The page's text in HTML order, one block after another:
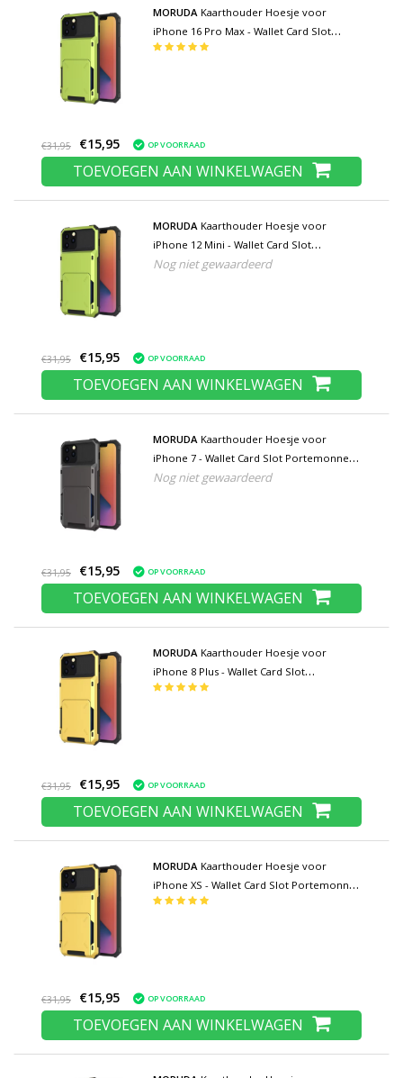
MORUDA Kaarthouder Hoesje voor
iPhone 16 Pro Max - Wallet Card Slot
Portemonnee Flip Cover Case - Groen
€31,95 €15,95 OP VOORRAAD
TOEVOEGEN AAN WINKELWAGEN
MORUDA Kaarthouder Hoesje voor
iPhone 12 Mini - Wallet Card Slot
Portemonnee Flip Cover Case - Groen
Nog niet gewaardeerd
€31,95 €15,95 OP VOORRAAD
TOEVOEGEN AAN WINKELWAGEN
MORUDA Kaarthouder Hoesje voor
iPhone 7 - Wallet Card Slot Portemonnee
Flip Cover Case - Grijs
Nog niet gewaardeerd
€31,95 €15,95 OP VOORRAAD
TOEVOEGEN AAN WINKELWAGEN
MORUDA Kaarthouder Hoesje voor
iPhone 8 Plus - Wallet Card Slot
Portemonnee Flip Cover Case - Geel
€31,95 €15,95 OP VOORRAAD
TOEVOEGEN AAN WINKELWAGEN
MORUDA Kaarthouder Hoesje voor
iPhone XS - Wallet Card Slot Portemonnee
Flip Cover Case - Geel
€31,95 €15,95 OP VOORRAAD
TOEVOEGEN AAN WINKELWAGEN